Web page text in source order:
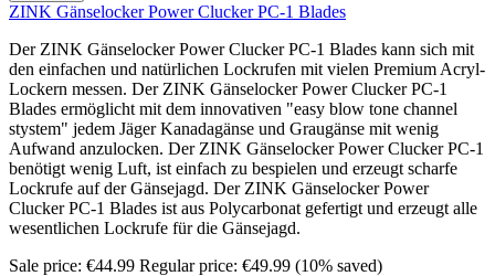
ZINK Gänselocker Power Clucker PC-1 Blades
Der ZINK Gänselocker Power Clucker PC-1 Blades kann sich mit
den einfachen und natürlichen Lockrufen mit vielen Premium Acryl-
Lockern messen. Der ZINK Gänselocker Power Clucker PC-1
Blades ermöglicht mit dem innovativen "easy blow tone channel
stystem" jedem Jäger Kanadagänse und Graugänse mit wenig
Aufwand anzulocken. Der ZINK Gänselocker Power Clucker PC-1
benötigt wenig Luft, ist einfach zu bespielen und erzeugt scharfe
Lockrufe auf der Gänsejagd. Der ZINK Gänselocker Power
Clucker PC-1 Blades ist aus Polycarbonat gefertigt und erzeugt alle
wesentlichen Lockrufe für die Gänsejagd.
Sale price: €44.99 Regular price: €49.99 (10% saved)